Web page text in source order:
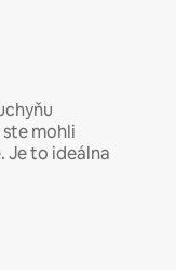
mohli
Je to ideálna